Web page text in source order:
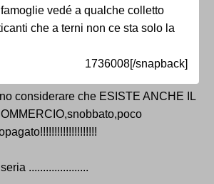
vedé a qualche colletto
che a terni non ce sta solo la
1736008[/snapback]
considerare che ESISTE ANCHE IL
.....................